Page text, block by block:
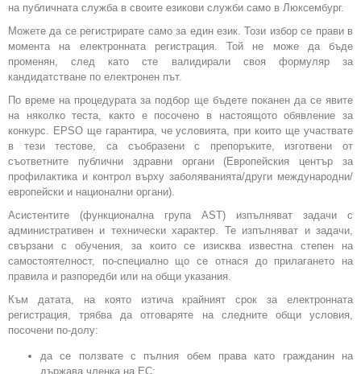
на публичната служба в своите езикови служби само в Люксембург.
Можете да се регистрирате само за един език. Този избор се прави в
момента на електронната регистрация. Той не може да бъде
променян, след като сте валидирали своя формуляр за
кандидатстване по електронен път.
По време на процедурата за подбор ще бъдете поканен да се явите
на няколко теста, както е посочено в настоящото обявление за
конкурс. EPSO ще гарантира, че условията, при които ще участвате
в тези тестове, са съобразени с препоръките, изготвени от
съответните публични здравни органи (Европейския център за
профилактика и контрол върху заболяванията/други международни/
европейски и национални органи).
Асистентите (функционална група AST) изпълняват задачи с
административен и технически характер. Те изпълняват и задачи,
свързани с обучения, за които се изисква известна степен на
самостоятелност, по-специално що се отнася до прилагането на
правила и разпоредби или на общи указания.
Към датата, на която изтича крайният срок за електронната
регистрация, трябва да отговаряте на следните общи условия,
посочени по-долу:
да се ползвате с пълния обем права като гражданин на
държава членка на ЕС;